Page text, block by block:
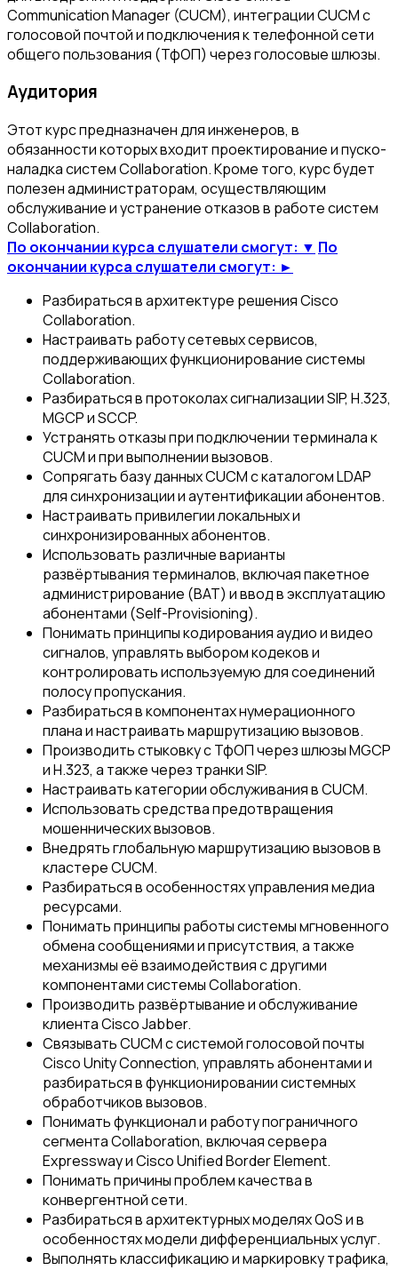
Communication Manager (CUCM), интеграции CUCM с
голосовой почтой и подключения к телефонной сети
общего пользования (ТфОП) через голосовые шлюзы.
Аудитория
Этот курс предназначен для инженеров, в
обязанности которых входит проектирование и пуско-
наладка систем Collaboration. Кроме того, курс будет
полезен администраторам, осуществляющим
обслуживание и устранение отказов в работе систем
Collaboration.
По окончании курса слушатели смогут: ▼ По
окончании курса слушатели смогут: ►
Разбираться в архитектуре решения Cisco
Collaboration.
Настраивать работу сетевых сервисов,
поддерживающих функционирование системы
Collaboration.
Разбираться в протоколах сигнализации SIP, H.323,
MGCP и SCCP.
Устранять отказы при подключении терминала к
CUCM и при выполнении вызовов.
Сопрягать базу данных CUCM с каталогом LDAP
для синхронизации и аутентификации абонентов.
Настраивать привилегии локальных и
синхронизированных абонентов.
Использовать различные варианты
развёртывания терминалов, включая пакетное
администрирование (BAT) и ввод в эксплуатацию
абонентами (Self-Provisioning).
Понимать принципы кодирования аудио и видео
сигналов, управлять выбором кодеков и
контролировать используемую для соединений
полосу пропускания.
Разбираться в компонентах нумерационного
плана и настраивать маршрутизацию вызовов.
Производить стыковку с ТфОП через шлюзы MGCP
и H.323, а также через транки SIP.
Настраивать категории обслуживания в CUCM.
Использовать средства предотвращения
мошеннических вызовов.
Внедрять глобальную маршрутизацию вызовов в
кластере CUCM.
Разбираться в особенностях управления медиа
ресурсами.
Понимать принципы работы системы мгновенного
обмена сообщениями и присутствия, а также
механизмы её взаимодействия с другими
компонентами системы Collaboration.
Производить развёртывание и обслуживание
клиента Cisco Jabber.
Связывать CUCM с системой голосовой почты
Cisco Unity Connection, управлять абонентами и
разбираться в функционировании системных
обработчиков вызовов.
Понимать функционал и работу пограничного
сегмента Collaboration, включая сервера
Expressway и Cisco Unified Border Element.
Понимать причины проблем качества в
конвергентной сети.
Разбираться в архитектурных моделях QoS и в
особенностях модели дифференциальных услуг.
Выполнять классификацию и маркировку трафика,